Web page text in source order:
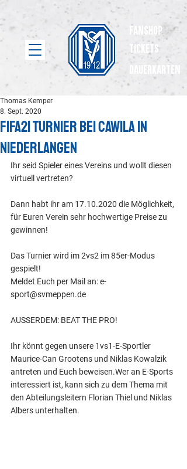
Fanshop
Tickets
dauerkarten
Fifa21 Turnier bei Cawila in
Niederlangen
Thomas Kemper
8. Sept. 2020
Ihr seid Spieler eines Vereins und wollt diesen
virtuell vertreten?
Dann habt ihr am 17.10.2020 die Möglichkeit,
für Euren Verein sehr hochwertige Preise zu
gewinnen!
Das Turnier wird im 2vs2 im 85er-Modus
gespielt!
Meldet Euch per Mail an: e-
sport@svmeppen.de
AUSSERDEM: BEAT THE PRO!
Ihr könnt gegen unsere 1vs1-E-Sportler
Maurice-Can Grootens und Niklas Kowalzik
antreten und Euch beweisen.Wer an E-Sports
interessiert ist, kann sich zu dem Thema mit
den Abteilungsleitern Florian Thiel und Niklas
Albers unterhalten.